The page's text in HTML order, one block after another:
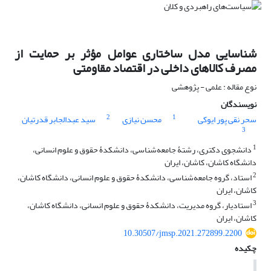
شناسایی مدل ساختاری عوامل مؤثر بر حمایت از
مصرف کالاهای داخلی در اقتصاد مقاومتی
نوع مقاله : علمی - پژوهشی
نویسندگان
سحر نقی پور ایوکی
1 محسن نیازی 2 سید عبدالجابر قدرتیان
3
1 دانشجوی دکتری، رشتۀ جامعه‌شناسی، دانشکدۀ حقوق و علوم انسانی،
دانشگاه کاشان، کاشان، ایران
2استاد، گروه جامعه‌شناسی، دانشکدۀ حقوق و علوم انسانی، دانشگاه کاشان،
کاشان، ایران
3استادیار، گروه مدیریت، دانشکدۀ حقوق و علوم انسانی، دانشگاه کاشان،
کاشان، ایران
10.30507/jmsp.2021.272899.2200
چکیده